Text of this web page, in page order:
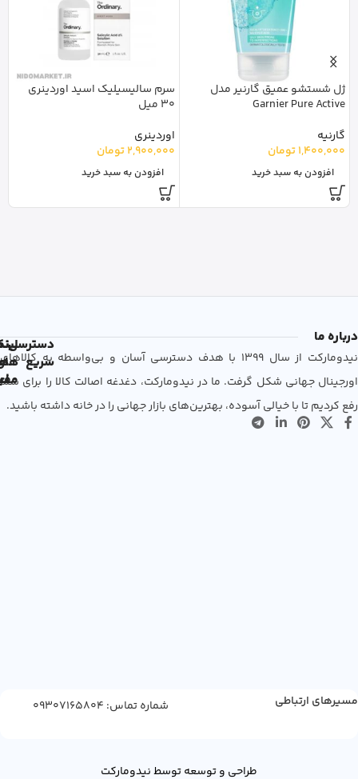
ژل شستشو عمیق گارنیر مدل
Garnier Pure Active
گارنیه
1,400,000تومان
افزودن به سبد خرید
سرم سالیسیلیک اسید اوردینری
30 میل
اوردینری
2,900,000تومان
افزودن به سبد خرید
درباره ما
نیدومارکت از سال 1399 با هدف دسترسی آسان و بی‌واسطه به کالاهای
اورجینال جهانی شکل گرفت. ما در نیدومارکت، دغدغه اصالت کالا را برای شما
رفع کردیم تا با خیالی آسوده، بهترین‌های بازار جهانی را در خانه داشته باشید.
دسترسی
سریع
مسیرهای ارتباطی شماره تماس: 09307165804
طراحی و توسعه توسط نیدومارکت